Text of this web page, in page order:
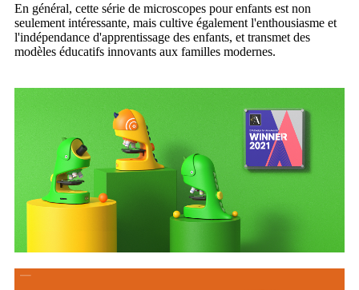
En général, cette série de microscopes pour enfants est non
seulement intéressante, mais cultive également l'enthousiasme et
l'indépendance d'apprentissage des enfants, et transmet des
modèles éducatifs innovants aux familles modernes.